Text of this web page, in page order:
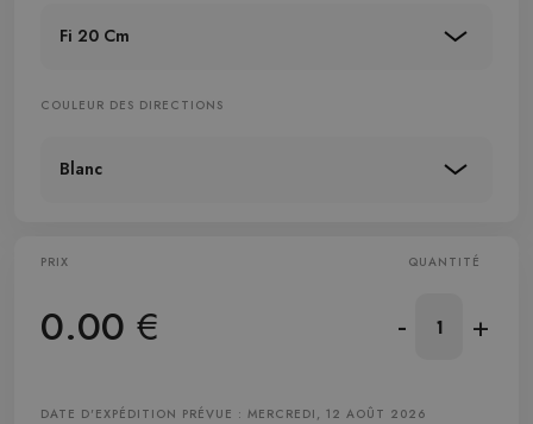
Fi 20 Cm
COULEUR DES DIRECTIONS
Blanc
PRIX
0.00 €
QUANTITÉ
- +
DATE D'EXPÉDITION PRÉVUE : MERCREDI, 12 AOÛT 2026